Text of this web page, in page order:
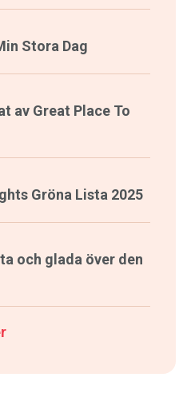
Stora Dag
av Great Place To
Gröna Lista 2025
och glada över den